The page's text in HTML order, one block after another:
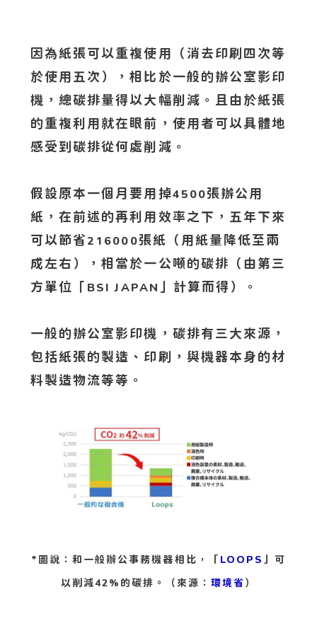
因為紙張可以重複使用（消去印刷四次等
於使用五次），相比於一般的辦公室影印
機，總碳排量得以大幅削減。且由於紙張
的重複利用就在眼前，使用者可以具體地
感受到碳排從何處削減。
假設原本一個月要用掉4500張辦公用
紙，在前述的再利用效率之下，五年下來
可以節省216000張紙（用紙量降低至兩
成左右），相當於一公噸的碳排（由第三
方單位「 BSI JAPAN 」計算而得）。
一般的辦公室影印機，碳排有三大來源，
包括紙張的製造、印刷，與機器本身的材
料製造物流等等。
*圖說：和一般辦公事務機器相比，「 LOOPS 」可
以削減42%的碳排。（來源：環境省 ）